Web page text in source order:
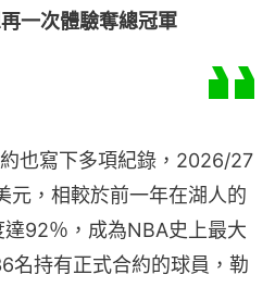
一次體驗奪總冠軍
也寫下多項紀錄，2026/27
元，相較於前一年在湖人的
92％，成為NBA史上最大
名持有正式合約的球員，勒